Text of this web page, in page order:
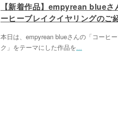
【新着作品】empyrean blue
ーヒーブレイクイヤリングのご
本日は、empyrean blueさんの「コーヒ
ク」をテーマにした作品を...